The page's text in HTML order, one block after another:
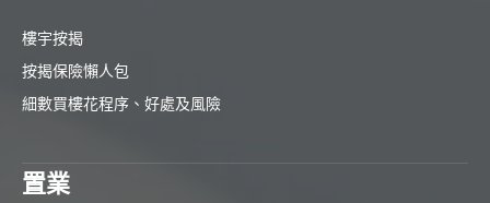
樓宇按揭
按揭保險懶人包
細數買樓花程序、好處及風險
置業